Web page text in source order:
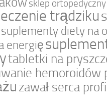
sklep
trądziku
suplementy diety na
energię
tabletki na
hemoroidów
zawał serca